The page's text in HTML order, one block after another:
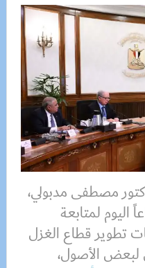
مصطفى مدبولي،
اليوم لمتابعة
تطوير قطاع الغزل
لبعض الأصول،